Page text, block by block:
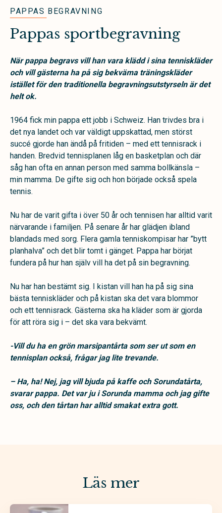
PAPPAS BEGRAVNING
Pappas sportbegravning
När pappa begravs vill han vara klädd i sina tenniskläder
och vill gästerna ha på sig bekväma träningskläder
istället för den traditionella begravningsutstyrseln är det
helt ok.
1964 fick min pappa ett jobb i Schweiz. Han trivdes bra i
det nya landet och var väldigt uppskattad, men störst
succé gjorde han ändå på fritiden – med ett tennisrack i
handen. Bredvid tennisplanen låg en basketplan och där
såg han ofta en annan person med samma bollkänsla –
min mamma. De gifte sig och hon började också spela
tennis.
Nu har de varit gifta i över 50 år och tennisen har alltid varit
närvarande i familjen. På senare år har glädjen ibland
blandads med sorg. Flera gamla tenniskompisar har ”bytt
planhalva” och det blir tomt i gänget. Pappa har börjat
fundera på hur han själv vill ha det på sin begravning.
Nu har han bestämt sig. I kistan vill han ha på sig sina
bästa tenniskläder och på kistan ska det vara blommor
och ett tennisrack. Gästerna ska ha kläder som är gjorda
för att röra sig i – det ska vara bekvämt.
-Vill du ha en grön marsipantårta som ser ut som en
tennisplan också, frågar jag lite trevande.
– Ha, ha! Nej, jag vill bjuda på kaffe och Sorundatårta,
svarar pappa. Det var ju i Sorunda mamma och jag gifte
oss, och den tårtan har alltid smakat extra gott.
Läs mer